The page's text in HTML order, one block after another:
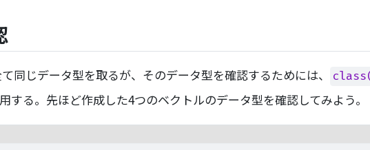
同じデータ型を取るが、そのデータ型を確認するためには、
class(
する。先ほど作成した4つのベクトルのデータ型を確認してみよう。